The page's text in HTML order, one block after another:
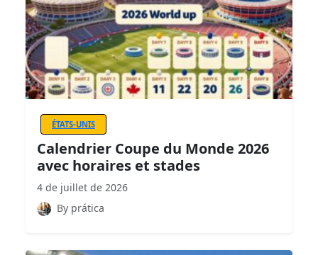
ÉTATS-UNIS
Calendrier Coupe du Monde 2026
avec horaires et stades
4 de juillet de 2026
By prática